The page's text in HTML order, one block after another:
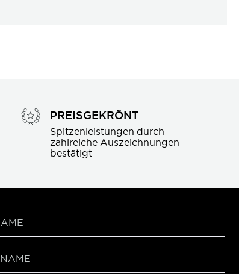
PREISGEKRÖNT
Spitzenleistungen durch
zahlreiche Auszeichnungen
bestätigt